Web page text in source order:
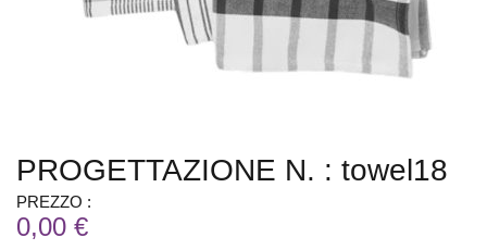
PROGETTAZIONE N. : towel18
PREZZO :
0,00 €